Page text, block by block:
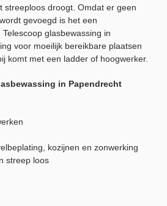
streeploos droogt. Omdat er geen
gevoegd is het een
glasbewassing in
voor moeilijk bereikbare plaatsen
komt met een ladder of hoogwerker.
in Papendrecht
kozijnen en zonwerking
streep loos